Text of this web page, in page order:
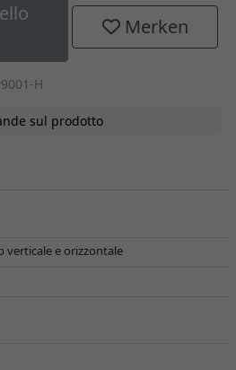
Merken
H
sul prodotto
verticale e orizzontale